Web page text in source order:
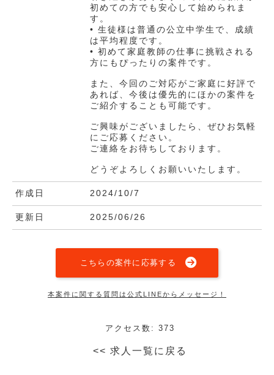
初めての方でも安心して始められま
す。
• 生徒様は普通の公立中学生で、成績
は平均程度です。
• 初めて家庭教師の仕事に挑戦される
方にもぴったりの案件です。
また、今回のご対応がご家庭に好評で
あれば、今後は優先的にほかの案件を
ご紹介することも可能です。
ご興味がございましたら、ぜひお気軽
にご応募ください。
ご連絡をお待ちしております。
どうぞよろしくお願いいたします。
作成日 2024/10/7
更新日 2025/06/26
こちらの案件に応募する
本案件に関する質問は公式LINEからメッセージ！
アクセス数: 373
<< 求人一覧に戻る